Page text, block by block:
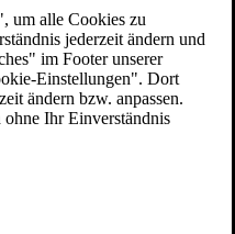
um alle Cookies zu
jederzeit ändern und
im Footer unserer
Einstellungen". Dort
ändern bzw. anpassen.
Ihr Einverständnis